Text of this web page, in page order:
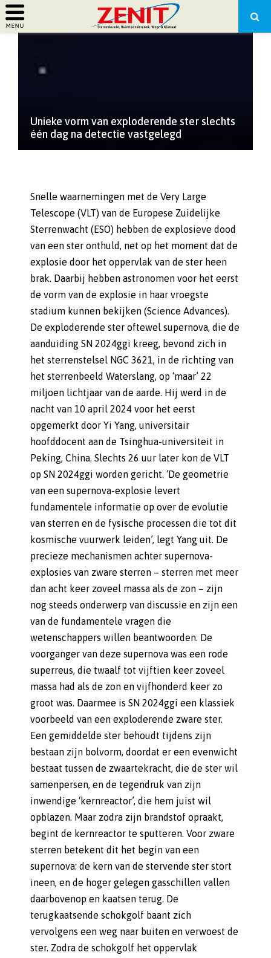
PRIMARY
MENU
Unieke vorm van exploderende ster slechts
één dag na detectie vastgelegd
Snelle waarnemingen met de Very Large
Telescope (VLT) van de Europese Zuidelijke
Sterrenwacht (ESO) hebben de explosieve dood
van een ster onthuld, net op het moment dat de
explosie door het oppervlak van de ster heen
brak. Daarbij hebben astronomen voor het eerst
de vorm van de explosie in haar vroegste
stadium kunnen bekijken (Science Advances).
De exploderende ster oftewel supernova, die de
aanduiding SN 2024ggi kreeg, bevond zich in
het sterrenstelsel NGC 3621, in de richting van
het sterrenbeeld Waterslang, op ‘maar’ 22
miljoen lichtjaar van de aarde. Hij werd in de
nacht van 10 april 2024 voor het eerst
opgemerkt door Yi Yang, universitair
hoofddocent aan de Tsinghua-universiteit in
Peking, China. Slechts 26 uur later kon de VLT
op SN 2024ggi worden gericht. ‘De geometrie
van een supernova-explosie levert
fundamentele informatie op over de evolutie
van sterren en de fysische processen die tot dit
kosmische vuurwerk leiden’, legt Yang uit. De
precieze mechanismen achter supernova-
explosies van zware sterren – sterren met meer
dan acht keer zoveel massa als de zon – zijn
nog steeds onderwerp van discussie en zijn een
van de fundamentele vragen die
wetenschappers willen beantwoorden. De
voorganger van deze supernova was een rode
superreus, die twaalf tot vijftien keer zoveel
massa had als de zon en vijfhonderd keer zo
groot was. Daarmee is SN 2024ggi een klassiek
voorbeeld van een exploderende zware ster.
Een gemiddelde ster behoudt tijdens zijn
bestaan zijn bolvorm, doordat er een evenwicht
bestaat tussen de zwaartekracht, die de ster wil
samenpersen, en de tegendruk van zijn
inwendige ‘kernreactor’, die hem juist wil
opblazen. Maar zodra zijn brandstof opraakt,
begint de kernreactor te sputteren. Voor zware
sterren betekent dit het begin van een
supernova: de kern van de stervende ster stort
ineen, en de hoger gelegen gasschillen vallen
daarbovenop en kaatsen terug. De
terugkaatsende schokgolf baant zich
vervolgens een weg naar buiten en verwoest de
ster. Zodra de schokgolf het oppervlak